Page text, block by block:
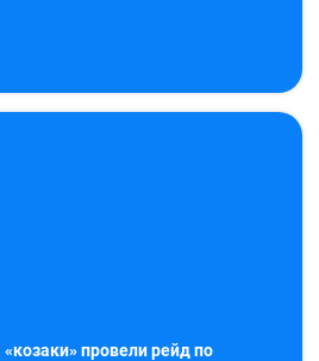
«козаки» провели рейд по